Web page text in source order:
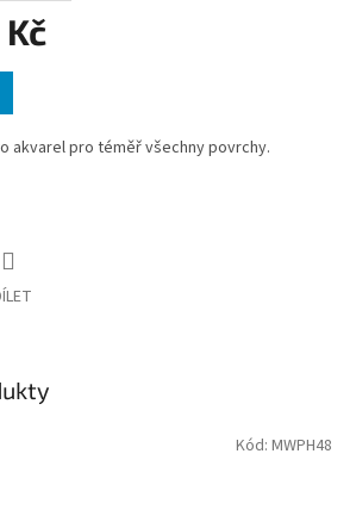
akvarel pro téměř všechny povrchy.
Kód: MWPH48